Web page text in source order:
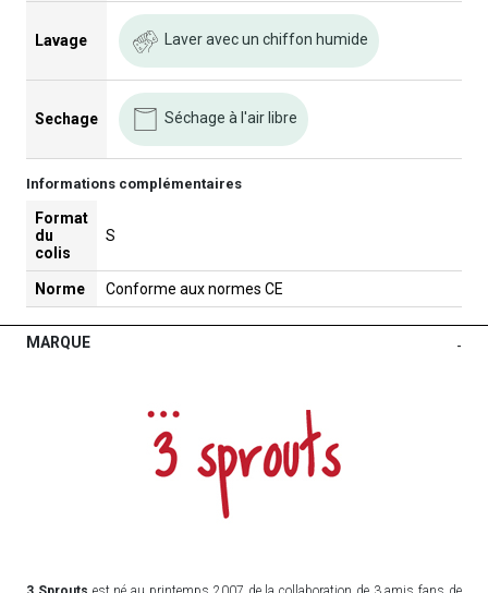
Lavage Laver avec un chiffon humide
Sechage Séchage à l'air libre
Informations complémentaires
Format
du
colis
S
Norme Conforme aux normes CE
MARQUE -